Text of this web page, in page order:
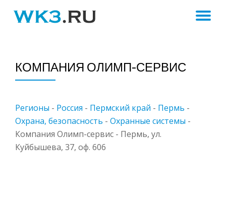
КОМПАНИЯ ОЛИМП-СЕРВИС
Регионы - Россия - Пермский край - Пермь -
Охрана, безопасность - Охранные системы -
Компания Олимп-сервис - Пермь, ул.
Куйбышева, 37, оф. 606